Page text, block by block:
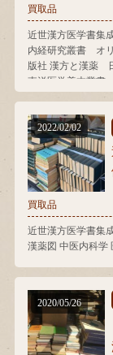
買取品
近世漢方医学書
内経研究叢書 オ
版社 漢方と漢薬
東洋医学善本叢書
買取品
近世漢方医学書集
漢薬図 中医内科学
2022/02/02
2020/05/26